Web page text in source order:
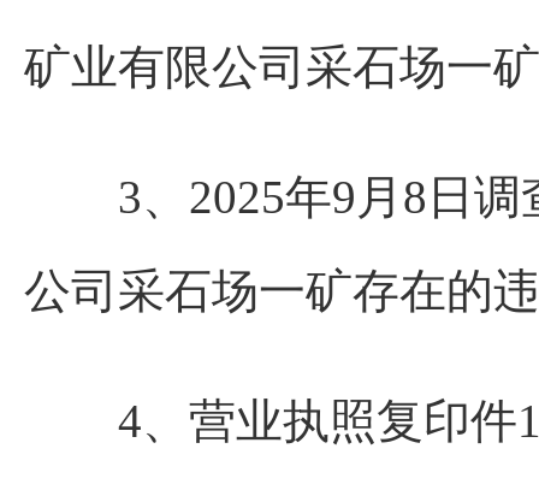
矿业有限公司采石场一
3、2025年9月8日调
公司采石场一矿存在的
4、营业执照复印件1